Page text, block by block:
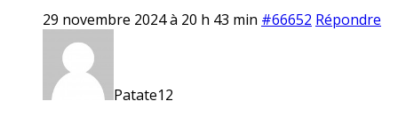
29 novembre 2024 à 20 h 43 min #66652 Répondre
Patate12